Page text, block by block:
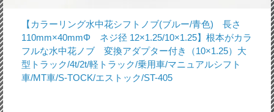
【カラーリング水中花シフトノブ(ブルー/青色) 長さ
110mm×40mmΦ ネジ径 12×1.25/10×1.25】根本がカラ
フルな水中花ノブ 変換アダプター付き（10×1.25）大
型トラック/4t/2t/軽トラック/乗用車/マニュアルシフト
車/MT車/S-TOCK/エストック/ST-405